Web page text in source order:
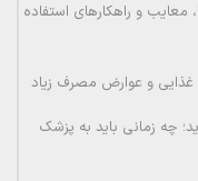
معایب و راهکارهای استفاده
غذایی و عوارض مصرف زیاد
چه زمانی باید به پزشک